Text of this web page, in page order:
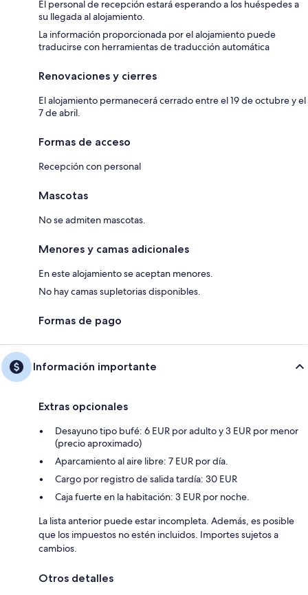
El personal de recepción estará esperando a los huéspedes a
su llegada al alojamiento.
La información proporcionada por el alojamiento puede
traducirse con herramientas de traducción automática
Renovaciones y cierres
El alojamiento permanecerá cerrado entre el 19 de octubre y el
7 de abril.
Formas de acceso
Recepción con personal
Mascotas
No se admiten mascotas.
Menores y camas adicionales
En este alojamiento se aceptan menores.
No hay camas supletorias disponibles.
Formas de pago
Información importante
Extras opcionales
Desayuno tipo bufé: 6 EUR por adulto y 3 EUR por menor
(precio aproximado)
Aparcamiento al aire libre: 7 EUR por día.
Cargo por registro de salida tardía: 30 EUR
Caja fuerte en la habitación: 3 EUR por noche.
La lista anterior puede estar incompleta. Además, es posible
que los impuestos no estén incluidos. Importes sujetos a
cambios.
Otros detalles